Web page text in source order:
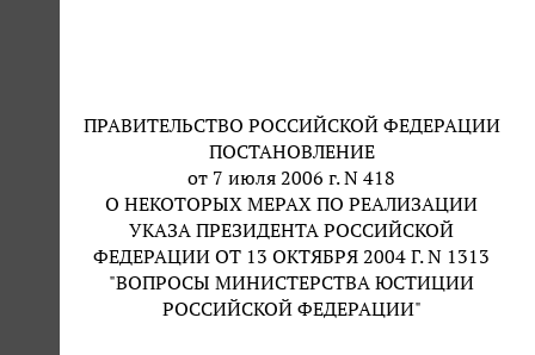
ПРАВИТЕЛЬСТВО РОССИЙСКОЙ ФЕДЕРАЦИИ
ПОСТАНОВЛЕНИЕ
от 7 июля 2006 г. N 418
О НЕКОТОРЫХ МЕРАХ ПО РЕАЛИЗАЦИИ
УКАЗА ПРЕЗИДЕНТА РОССИЙСКОЙ
ФЕДЕРАЦИИ ОТ 13 ОКТЯБРЯ 2004 Г. N 1313
"ВОПРОСЫ МИНИСТЕРСТВА ЮСТИЦИИ
РОССИЙСКОЙ ФЕДЕРАЦИИ"